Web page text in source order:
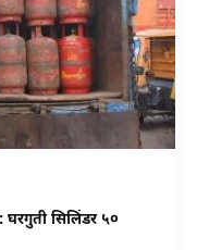
घरगुती सिलिंडर ५०